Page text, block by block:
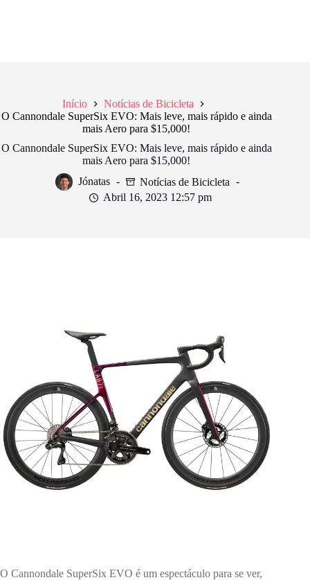
Início
Notícias de Bicicleta
O Cannondale SuperSix EVO: Mais leve, mais rápido e ainda
mais Aero para $15,000!
O Cannondale SuperSix EVO: Mais leve, mais rápido e ainda
mais Aero para $15,000!
Jónatas
Notícias de Bicicleta
Abril 16, 2023 12:57 pm
O Cannondale SuperSix EVO é um espectáculo para se ver,